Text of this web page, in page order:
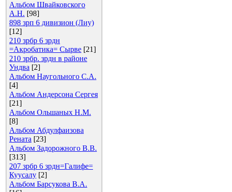
Альбом Швайковского
А.Н. [98]
898 зрп 6 дивизион (Лиу)
[12]
210 зрбр 6 зрдн
=Акробатика= Сырве [21]
210 зрбр. зрдн в районе
Ундва [2]
Альбом Наугольного С.А.
[4]
Альбом Андерсона Сергея
[21]
Альбом Ольшаных Н.М.
[8]
Альбом Абдулфаизова
Рената [23]
Альбом Задорожного В.В.
[313]
207 зрбр 6 зрдн=Галифе=
Куусалу [2]
Альбом Барсукова В.А.